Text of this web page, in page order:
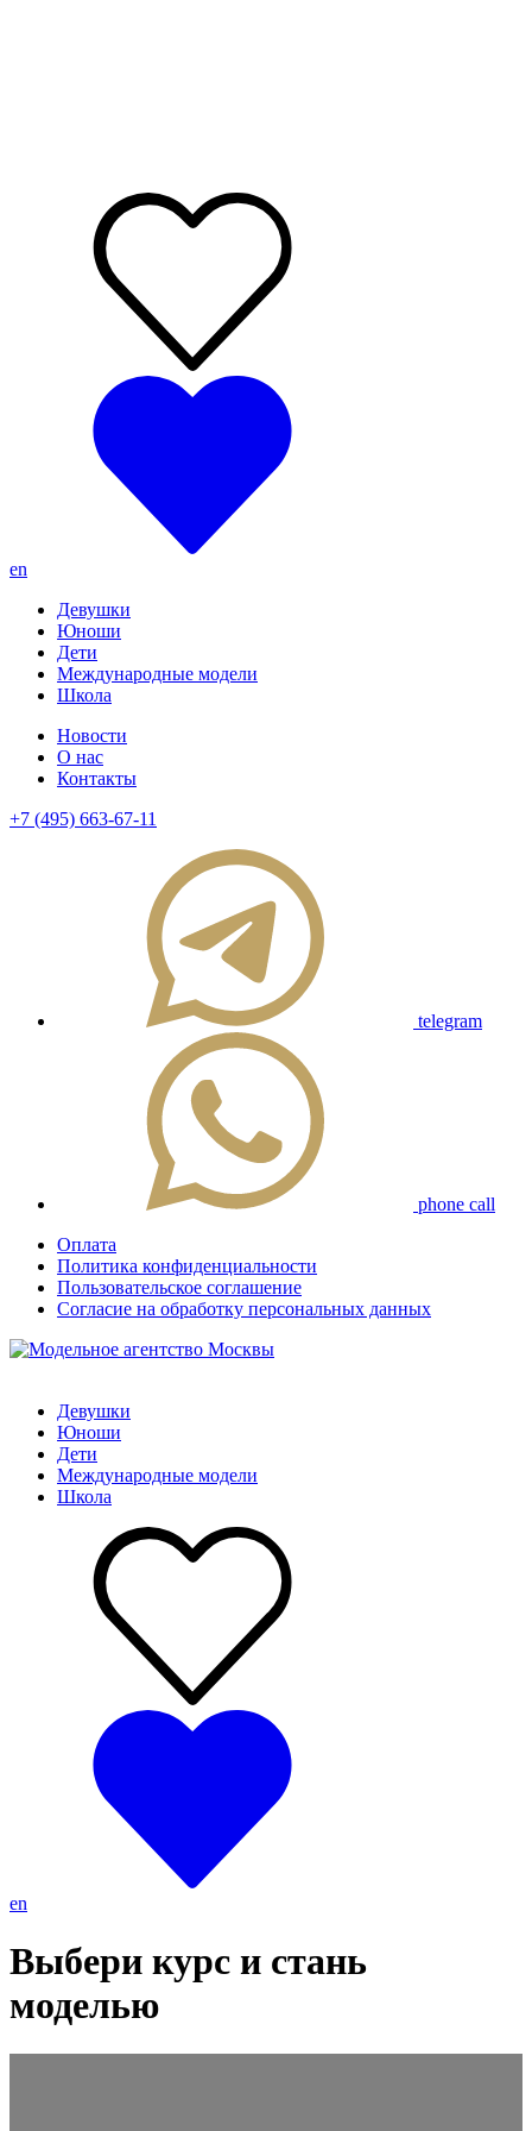
en
Девушки
Юноши
Дети
Международные модели
Школа
Новости
О нас
Контакты
+7 (495) 663-67-11
telegram
phone call
Оплата
Политика конфиденциальности
Пользовательское соглашение
Согласие на обработку персональных данных
Девушки
Юноши
Дети
Международные модели
Школа
en
Выбери курс и стань
моделью